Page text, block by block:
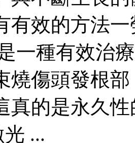
有效的方法一
一種有效治
燒傷頭發根
真的是永久
...